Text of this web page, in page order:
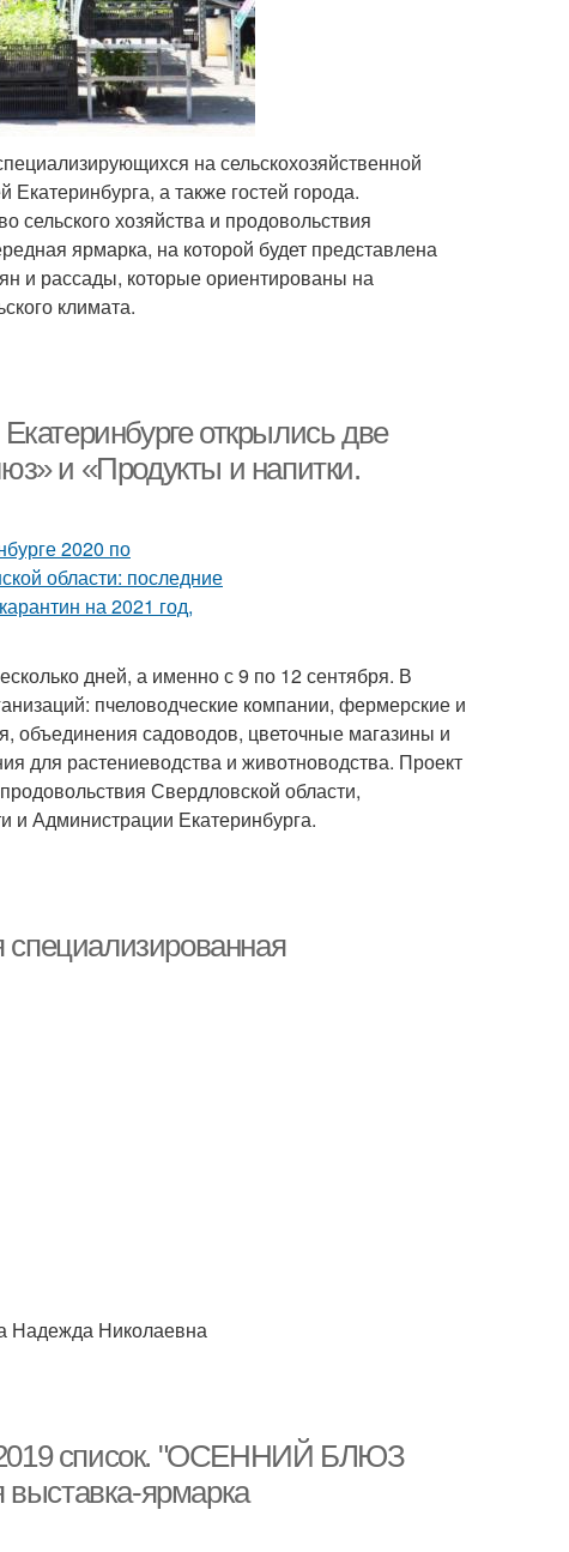
на сельскохозяйственной
а также гостей города.
сельского хозяйства и продовольствия
ярмарка, на которой будет представлена
и рассады, которые ориентированы на
климата.
открылись две
и «Продукты и напитки.
дней, а именно с 9 по 12 сентября. В
пчеловодческие компании, фермерские и
объединения садоводов, цветочные магазины и
для растениеводства и животноводства. Проект
Свердловской области,
и Администрации Екатеринбурга.
Надежда Николаевна
2019 список. "ОСЕННИЙ БЛЮЗ
выставка-ярмарка